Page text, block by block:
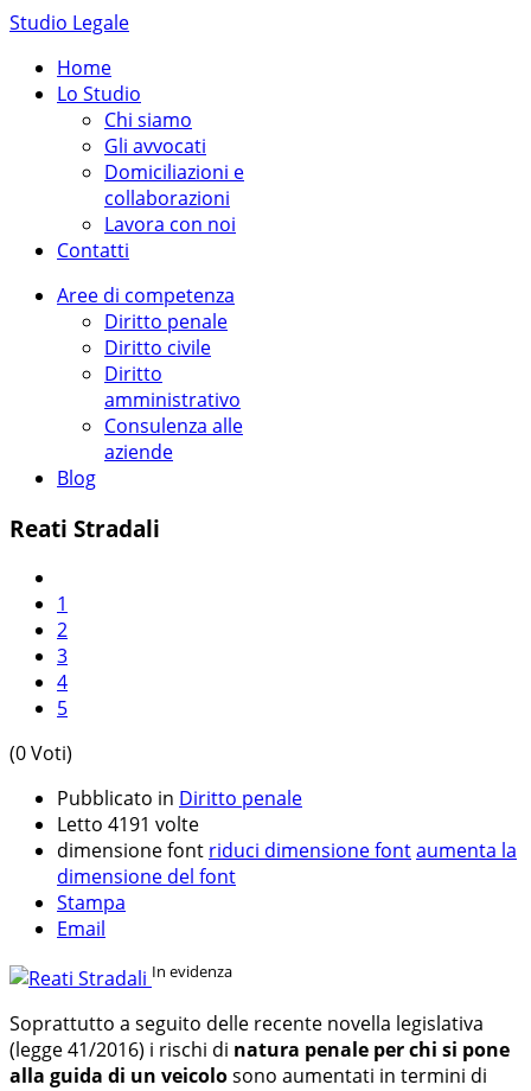
Studio Legale
Home
Lo Studio
Chi siamo
Gli avvocati
Domiciliazioni e
collaborazioni
Lavora con noi
Contatti
Aree di competenza
Diritto penale
Diritto civile
Diritto
amministrativo
Consulenza alle
aziende
Blog
Reati Stradali
1
2
3
4
5
(0 Voti)
Pubblicato in Diritto penale
Letto 4191 volte
dimensione font riduci dimensione fontaumenta la
dimensione del font
Stampa
Email
In evidenza
Soprattutto a seguito delle recente novella legislativa
(legge 41/2016) i rischi di natura penale per chi si pone
alla guida di un veicolosono aumentati in termini di